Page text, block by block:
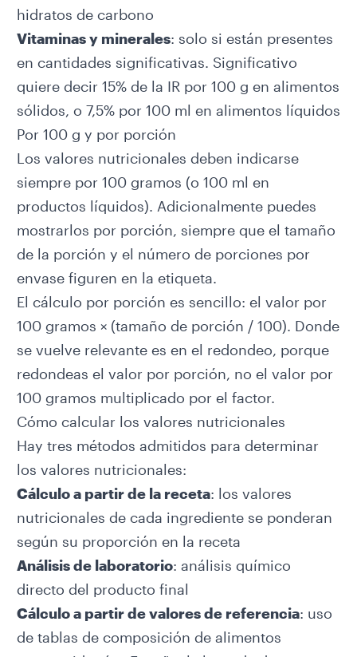
hidratos de carbono
Vitaminas y minerales: solo si están presentes
en cantidades significativas. Significativo
quiere decir 15% de la IR por 100 g en alimentos
sólidos, o 7,5% por 100 ml en alimentos líquidos
Por 100 g y por porción
Los valores nutricionales deben indicarse
siempre por 100 gramos (o 100 ml en
productos líquidos). Adicionalmente puedes
mostrarlos por porción, siempre que el tamaño
de la porción y el número de porciones por
envase figuren en la etiqueta.
El cálculo por porción es sencillo: el valor por
100 gramos × (tamaño de porción / 100). Donde
se vuelve relevante es en el redondeo, porque
redondeas el valor por porción, no el valor por
100 gramos multiplicado por el factor.
Cómo calcular los valores nutricionales
Hay tres métodos admitidos para determinar
los valores nutricionales:
Cálculo a partir de la receta: los valores
nutricionales de cada ingrediente se ponderan
según su proporción en la receta
Análisis de laboratorio: análisis químico
directo del producto final
Cálculo a partir de valores de referencia: uso
de tablas de composición de alimentos